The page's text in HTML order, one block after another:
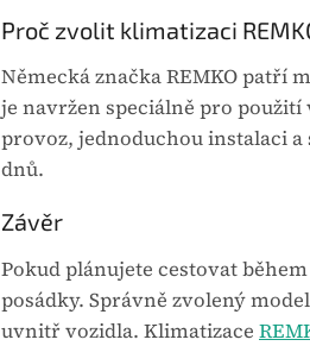
Proč zvolit klimatizaci
Německá značka REMKO patří
je navržen speciálně pro
provoz, jednoduchou instalaci
dnů.
Závěr
Pokud plánujete cestovat
posádky. Správně zvolený
uvnitř vozidla. Klimatizace